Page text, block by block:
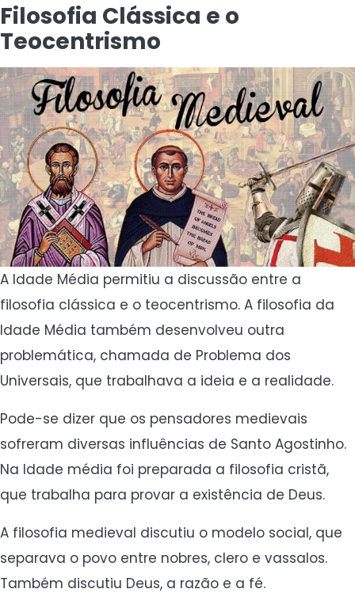
Filosofia Clássica e o
Teocentrismo
A Idade Média permitiu a discussão entre a
filosofia clássica e o teocentrismo. A filosofia da
Idade Média também desenvolveu outra
problemática, chamada de Problema dos
Universais, que trabalhava a ideia e a realidade.
Pode-se dizer que os pensadores medievais
sofreram diversas influências de Santo Agostinho.
Na Idade média foi preparada a filosofia cristã,
que trabalha para provar a existência de Deus.
A filosofia medieval discutiu o modelo social, que
separava o povo entre nobres, clero e vassalos.
Também discutiu Deus, a razão e a fé.